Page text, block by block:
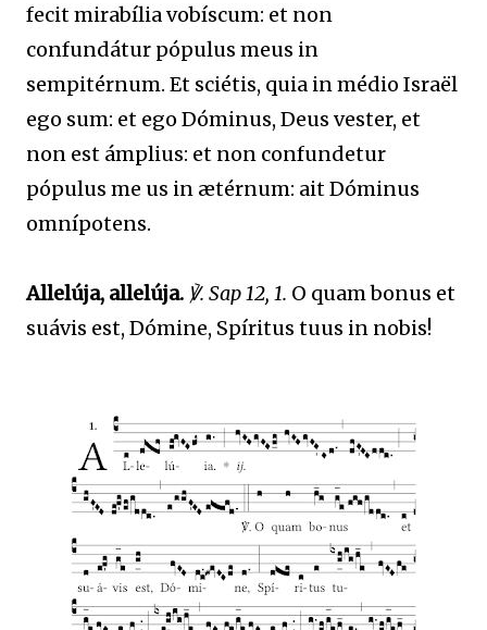
fecit mirabília vobíscum: et non
confundátur pópulus meus in
sempitérnum. Et sciétis, quia in médio Israël
ego sum: et ego Dóminus, Deus vester, et
non est ámplius: et non confundetur
pópulus me us in ætérnum: ait Dóminus
omnípotens.
Allelúja, allelúja. ℣. Sap 12, 1. O quam bonus et
suávis est, Dómine, Spíritus tuus in nobis!